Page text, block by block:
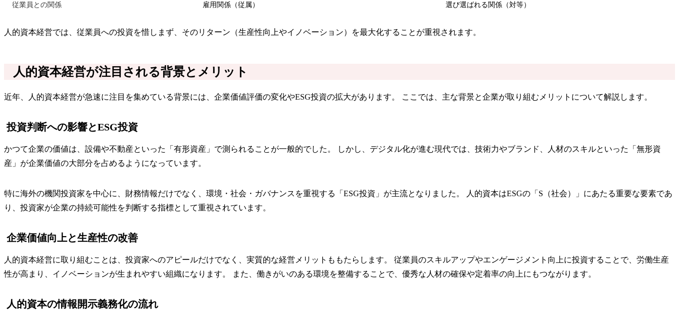
従業員との関係 雇用関係（従属） 選び選ばれる関係（対等）
人的資本経営では、従業員への投資を惜しまず、そのリターン（生産性向上やイノベーション）を最大化することが重視されます。
人的資本経営が注目される背景とメリット
近年、人的資本経営が急速に注目を集めている背景には、企業価値評価の変化やESG投資の拡大があります。 ここでは、主な背景と企業が取り組むメリットについて解説します。
投資判断への影響とESG投資
かつて企業の価値は、設備や不動産といった「有形資産」で測られることが一般的でした。 しかし、デジタル化が進む現代では、技術力やブランド、人材のスキルといった「無形資
産」が企業価値の大部分を占めるようになっています。
特に海外の機関投資家を中心に、財務情報だけでなく、環境・社会・ガバナンスを重視する「ESG投資」が主流となりました。 人的資本はESGの「S（社会）」にあたる重要な要素であ
り、投資家が企業の持続可能性を判断する指標として重視されています。
企業価値向上と生産性の改善
人的資本経営に取り組むことは、投資家へのアピールだけでなく、実質的な経営メリットももたらします。 従業員のスキルアップやエンゲージメント向上に投資することで、労働生産
性が高まり、イノベーションが生まれやすい組織になります。 また、働きがいのある環境を整備することで、優秀な人材の確保や定着率の向上にもつながります。
人的資本の情報開示義務化の流れ